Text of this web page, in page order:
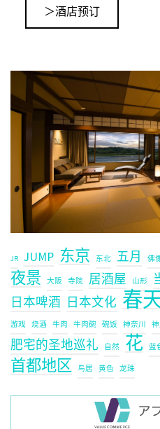
＞酒店预订
JR JUMP 东京 东北 五月 佛
夜景 大阪 寺院 居酒屋 山形
日本啤酒 日本文化 春
游戏 烧酒 牛肉 牛肉碗 碗饭 神奈川 神
肥宅的圣地巡礼 自然 花 蓝
首都地区 鸟居 黄色 龙珠